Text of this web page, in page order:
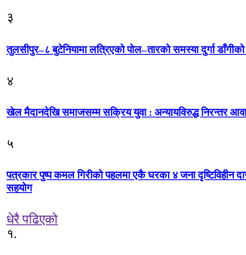
३
तुलसीपुर–८ बुटेनियामा लत्रिएको पोल–तारको समस्या दुर्गा
४
खेल मैदानदेखि समाजसम्म सक्रिय युवा : अन्यायविरुद्ध निरन्तर
५
पत्रकार पुष्प कमल गिरीको पहलमा एकै घरका ४ जना दृष्टिविहीन
सहयोग
धेरै पढिएको
१.